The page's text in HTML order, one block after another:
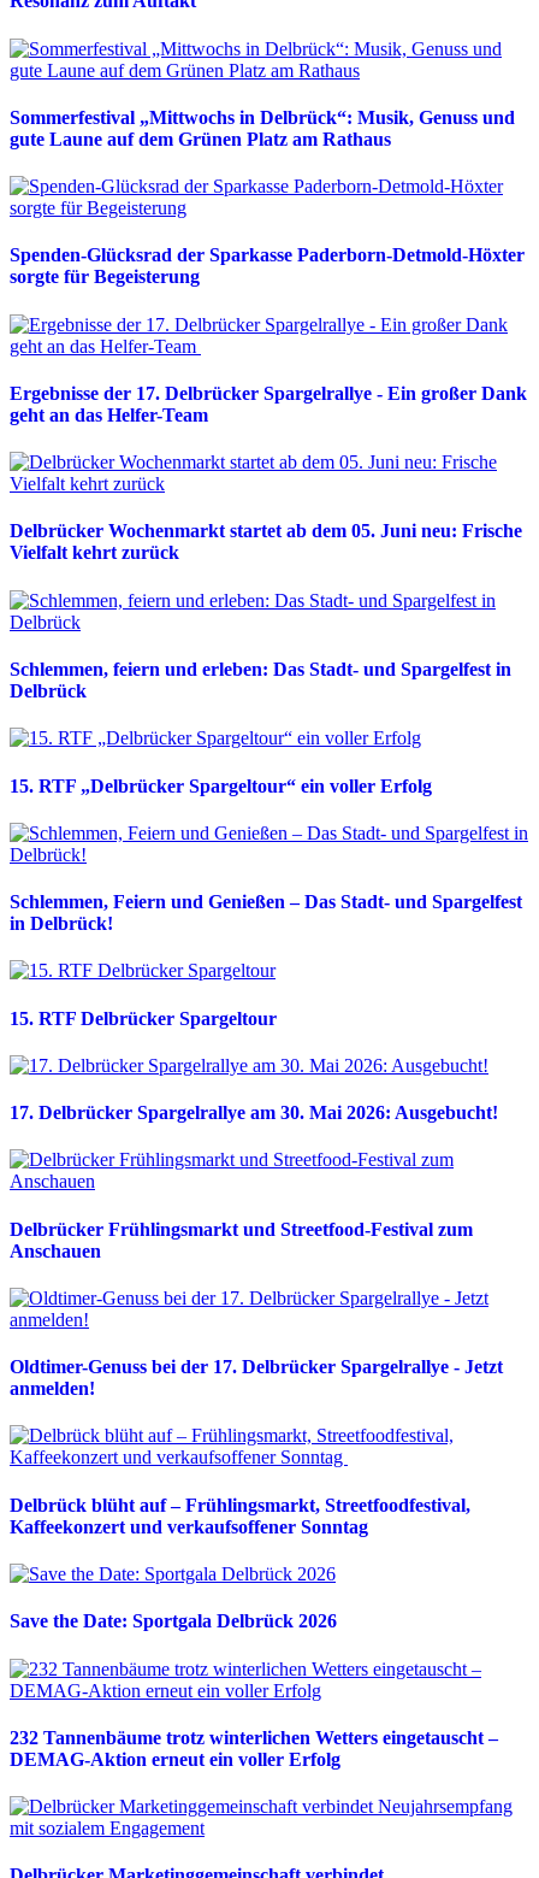
Sommerfestival „Mittwochs in Delbrück“: Musik, Genuss und
gute Laune auf dem Grünen Platz am Rathaus
Spenden-Glücksrad der Sparkasse Paderborn-Detmold-Höxter
sorgte für Begeisterung
Ergebnisse der 17. Delbrücker Spargelrallye - Ein großer Dank
geht an das Helfer-Team
Delbrücker Wochenmarkt startet ab dem 05. Juni neu: Frische
Vielfalt kehrt zurück
Schlemmen, feiern und erleben: Das Stadt- und Spargelfest in
Delbrück
15. RTF „Delbrücker Spargeltour“ ein voller Erfolg
Schlemmen, Feiern und Genießen – Das Stadt- und Spargelfest
in Delbrück!
15. RTF Delbrücker Spargeltour
17. Delbrücker Spargelrallye am 30. Mai 2026: Ausgebucht!
Delbrücker Frühlingsmarkt und Streetfood-Festival zum
Anschauen
Oldtimer-Genuss bei der 17. Delbrücker Spargelrallye - Jetzt
anmelden!
Delbrück blüht auf – Frühlingsmarkt, Streetfoodfestival,
Kaffeekonzert und verkaufsoffener Sonntag
Save the Date: Sportgala Delbrück 2026
232 Tannenbäume trotz winterlichen Wetters eingetauscht –
DEMAG-Aktion erneut ein voller Erfolg